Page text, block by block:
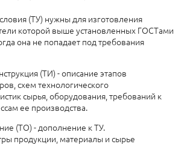
(ТУ) нужны для изготовления
которой выше установленных ГОСТами
она не попадает под требования
(ТИ) - описание этапов
схем технологического
сырья, оборудования, требований к
ее производства.
(ТО) - дополнение к ТУ.
продукции, материалы и сырье